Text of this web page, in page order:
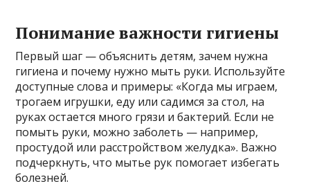
Понимание важности гигиены
Первый шаг — объяснить детям, зачем нужна
гигиена и почему нужно мыть руки. Используйте
доступные слова и примеры: «Когда мы играем,
трогаем игрушки, еду или садимся за стол, на
руках остается много грязи и бактерий. Если не
помыть руки, можно заболеть — например,
простудой или расстройством желудка». Важно
подчеркнуть, что мытье рук помогает избегать
болезней.